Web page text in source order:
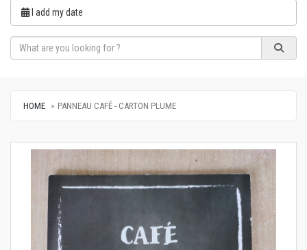
I add my date
HOME PANNEAU CAFÉ - CARTON PLUME